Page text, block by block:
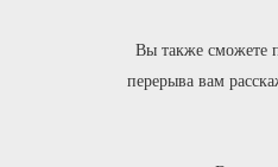
Вы также сможете
перерыва вам